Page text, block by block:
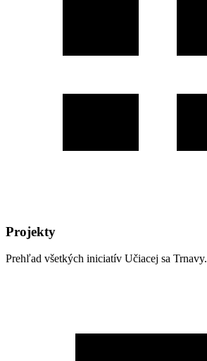
Projekty
Prehľad všetkých iniciatív Učiacej sa Trnavy.